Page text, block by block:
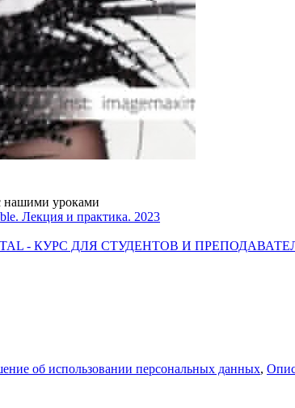
нашими уроками
Лекция и практика. 2023
- КУРС ДЛЯ СТУДЕНТОВ И
об использовании персональных данных,